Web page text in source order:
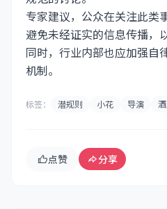
专家建议，公众在关注此类
避免未经证实的信息传播，
同时，行业内部也应加强自
机制。
标签： 潜规则 小花 导演
点赞 分享